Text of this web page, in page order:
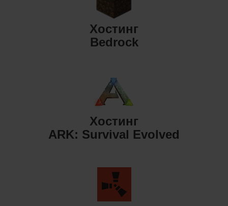
Хостинг
Bedrock
Хостинг
ARK: Survival Evolved